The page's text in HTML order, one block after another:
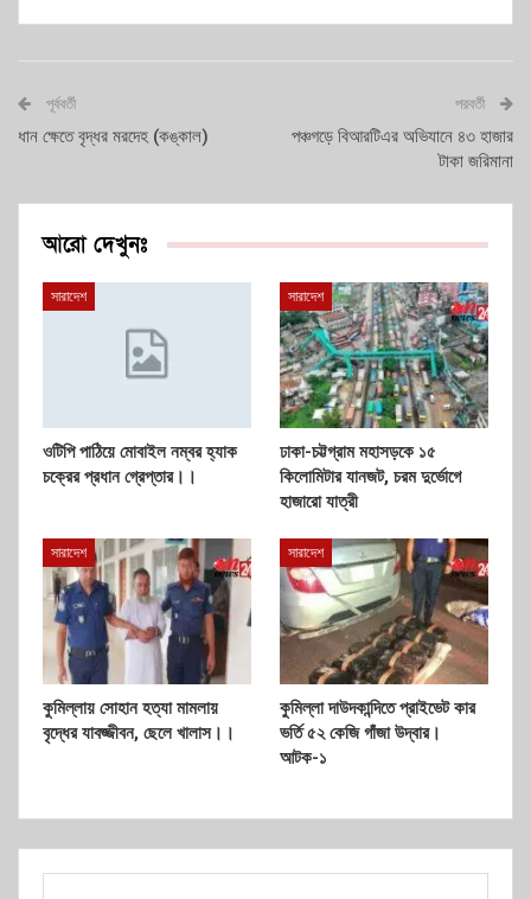
পূর্ববর্তী
ধান ক্ষেতে বৃদ্ধর মরদেহ (কঙ্কাল)
পরবর্তী
পঞ্চগড়ে বিআরটিএর অভিযানে ৪৩ হাজার
টাকা জরিমানা
আরো দেখুনঃ
সারাদেশ
ওটিপি পাঠিয়ে মোবাইল নম্বর হ্যাক
চক্রের প্রধান গ্রেপ্তার।।
সারাদেশ
ঢাকা-চট্টগ্রাম মহাসড়কে ১৫
কিলোমিটার যানজট, চরম দুর্ভোগে
হাজারো যাত্রী
সারাদেশ
কুমিল্লায় সোহান হত্যা মামলায়
বৃদ্ধের যাবজ্জীবন, ছেলে খালাস।।
সারাদেশ
কুমিল্লা দাউদকান্দিতে প্রাইভেট কার
ভর্তি ৫২ কেজি গাঁজা উদ্বার।
আটক-১